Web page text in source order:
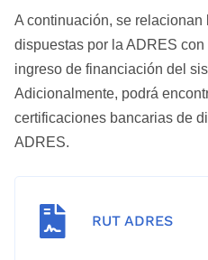
Caja de Herramientas
 Normatividad
A continuación, se
dispuestas por la ADRES
ingreso de financiación del
Adicionalmente, podrá
certificaciones bancarias de
ADRES.
 RUT ADRES